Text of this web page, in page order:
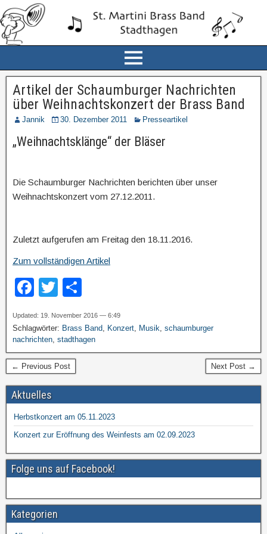
Artikel der Schaumburger Nachrichten
über Weihnachtskonzert der Brass Band
Jannik 30. Dezember 2011 Presseartikel
„Weihnachtsklänge“ der Bläser
Die Schaumburger Nachrichten berichten über unser
Weihnachtskonzert vom 27.12.2011.
Zuletzt aufgerufen am Freitag den 18.11.2016.
Zum vollständigen Artikel
F
c
e
b
o
o
k
T
tt
er
e
n
Updated: 19. November 2016 — 6:49
Schlagwörter: Brass Band, Konzert, Musik, schaumburger
nachrichten, stadthagen
← Previous Post Next Post →
Aktuelles
Herbstkonzert am 05.11.2023
Konzert zur Eröffnung des Weinfests am 02.09.2023
Folge uns auf Facebook!
Kategorien